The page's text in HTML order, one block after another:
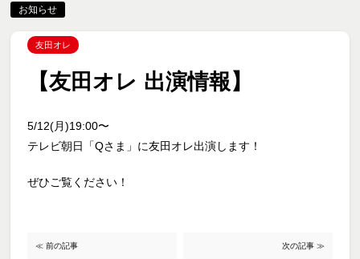
お知らせ
友田オレ
【友田オレ 出演情報】
5/12(月)19:00〜
テレビ朝日「Qさま」に友田オレ出演します！
ぜひご覧ください！
≪ 前の記事 次の記事 ≫